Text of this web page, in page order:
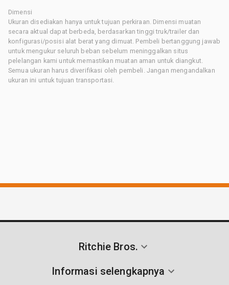
Dimensi
Ukuran disediakan hanya untuk tujuan perkiraan. Dimensi muatan
secara aktual dapat berbeda, berdasarkan tinggi truk/trailer dan
konfigurasi/posisi alat berat yang dimuat. Pembeli bertanggung jawab
untuk mengukur seluruh beban sebelum meninggalkan situs
pelelangan kami untuk memastikan muatan aman untuk diangkut.
Semua ukuran harus diverifikasi oleh pembeli. Jangan mengandalkan
ukuran ini untuk tujuan transportasi.
Ritchie Bros.
Informasi selengkapnya